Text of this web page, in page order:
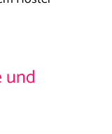
und